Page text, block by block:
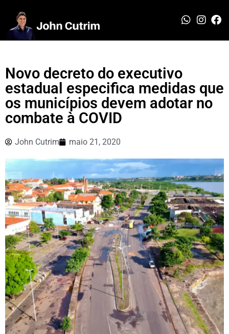
Novo decreto do executivo
estadual especifica medidas que
os municípios devem adotar no
combate à COVID
John Cutrim maio 21, 2020